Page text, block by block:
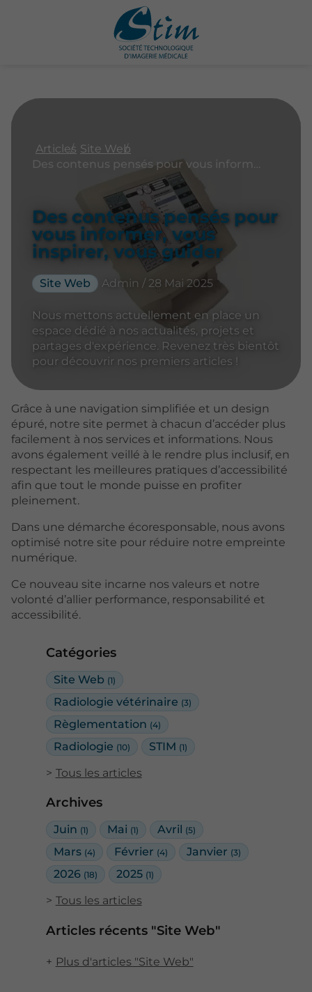
Catégories
Site Web (1)
Radiologie vétérinaire (3)
Règlementation (4)
Radiologie (10) STIM (1)
Tous les articles
Archives
Juin (1) Mai (1) Avril (5)
Mars (4) Février (4) Janvier (3)
2026 (18) 2025 (1)
Tous les articles
Articles récents "Site Web"
Plus d'articles "Site Web"
Articles Site Web
Des contenus pensés pour
vous informer, vous
inspirer, vous guider
Site Web Admin / 28 Mai 2025
Nous mettons actuellement en place un
espace dédié à nos actualités, projets et
partages d'expérience. Revenez très bientôt
pour découvrir nos premiers articles !
Grâce à une navigation simplifiée et un design
épuré, notre site permet à chacun d’accéder plus
facilement à nos services et informations. Nous
avons également veillé à le rendre plus inclusif, en
respectant les meilleures pratiques d’accessibilité
afin que tout le monde puisse en profiter
pleinement.
Dans une démarche écoresponsable, nous avons
optimisé notre site pour réduire notre empreinte
numérique.
Ce nouveau site incarne nos valeurs et notre
volonté d’allier performance, responsabilité et
accessibilité.